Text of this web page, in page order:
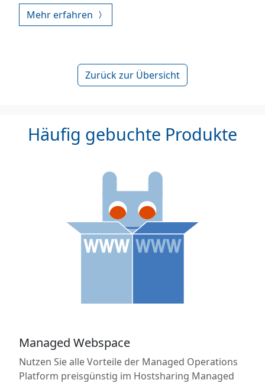
Mehr erfahren
Zurück zur Übersicht
Häufig gebuchte Produkte
Managed Webspace
Nutzen Sie alle Vorteile der Managed Operations
Platform preisgünstig im Hostsharing Managed